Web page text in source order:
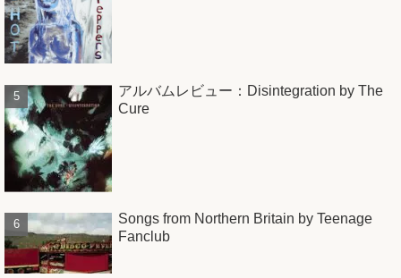
アルバムレビュー：Disintegration by The
Cure
Songs from Northern Britain by Teenage
Fanclub